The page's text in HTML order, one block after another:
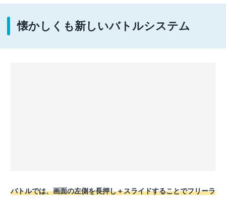
懐かしくも新しいバトルシステム
バトルでは、画面の左側を長押し＋スライドすることでフリーラ